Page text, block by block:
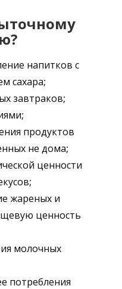
напитков с
сахара;
завтраков;
продуктов
не дома;
ценности
жареных и
ценность
молочных
потребления